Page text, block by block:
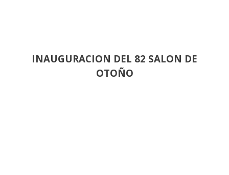
INAUGURACION DEL 82 SALON DE
OTOÑO